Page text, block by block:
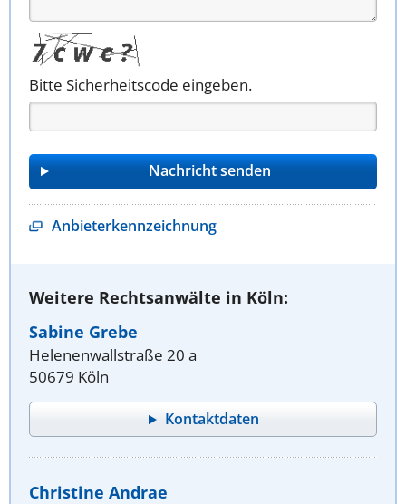
Bitte Sicherheitscode eingeben.
Anbieterkennzeichnung
Weitere Rechtsanwälte in Köln:
Sabine Grebe
Helenenwallstraße 20 a
50679 Köln
Kontaktdaten
Christine Andrae